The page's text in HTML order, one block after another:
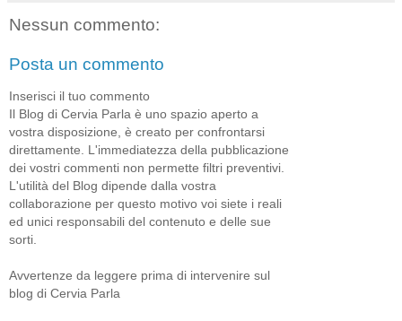
Nessun commento:
Posta un commento
Inserisci il tuo commento
Il Blog di Cervia Parla è uno spazio aperto a
vostra disposizione, è creato per confrontarsi
direttamente. L'immediatezza della pubblicazione
dei vostri commenti non permette filtri preventivi.
L'utilità del Blog dipende dalla vostra
collaborazione per questo motivo voi siete i reali
ed unici responsabili del contenuto e delle sue
sorti.
Avvertenze da leggere prima di intervenire sul
blog di Cervia Parla